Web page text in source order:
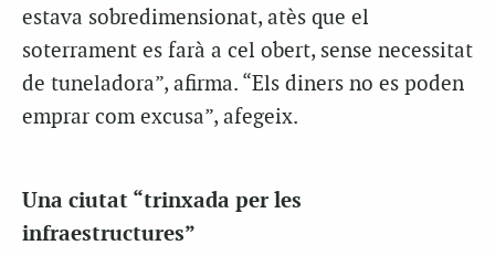
estava sobredimensionat, atès que el
soterrament es farà a cel obert, sense necessitat
de tuneladora”, afirma. “Els diners no es poden
emprar com excusa”, afegeix.
Una ciutat “trinxada per les
infraestructures”